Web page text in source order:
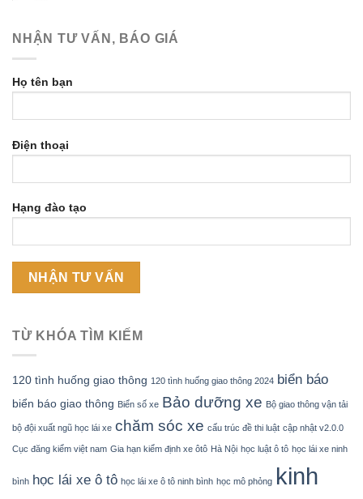
NHẬN TƯ VẤN, BÁO GIÁ
Họ tên bạn
Điện thoại
Hạng đào tạo
TỪ KHÓA TÌM KIẾM
120 tình huống giao thông 120 tình huống giao thông 2024 biển báo
biển báo giao thông Biển số xe Bảo dưỡng xe Bộ giao thông vận tải
bộ đội xuất ngũ học lái xe chăm sóc xe cấu trúc đề thi luật cập nhật v2.0.0
Cục đăng kiểm việt nam Gia hạn kiểm định xe ôtô Hà Nội học luật ô tô học lái xe ninh
bình học lái xe ô tô học lái xe ô tô ninh bình học mô phỏng kinh